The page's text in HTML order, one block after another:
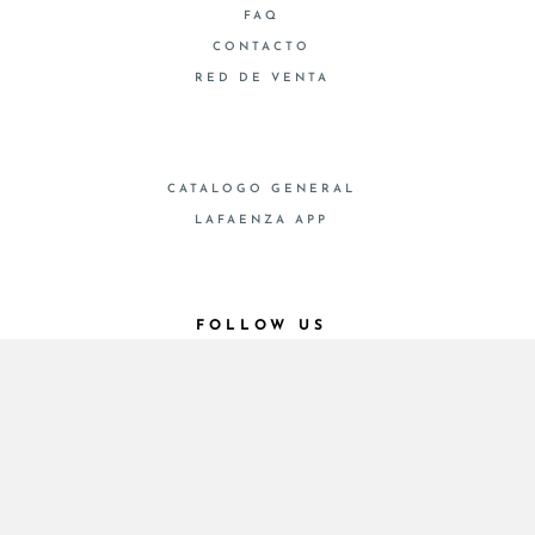
FAQ
CONTACTO
RED DE VENTA
CATALOGO GENERAL
LAFAENZA APP
FOLLOW US